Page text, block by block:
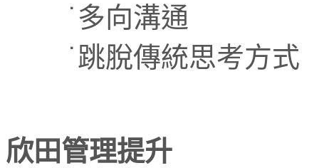
˙多向溝通
˙跳脫傳統思考方式
欣田管理提升